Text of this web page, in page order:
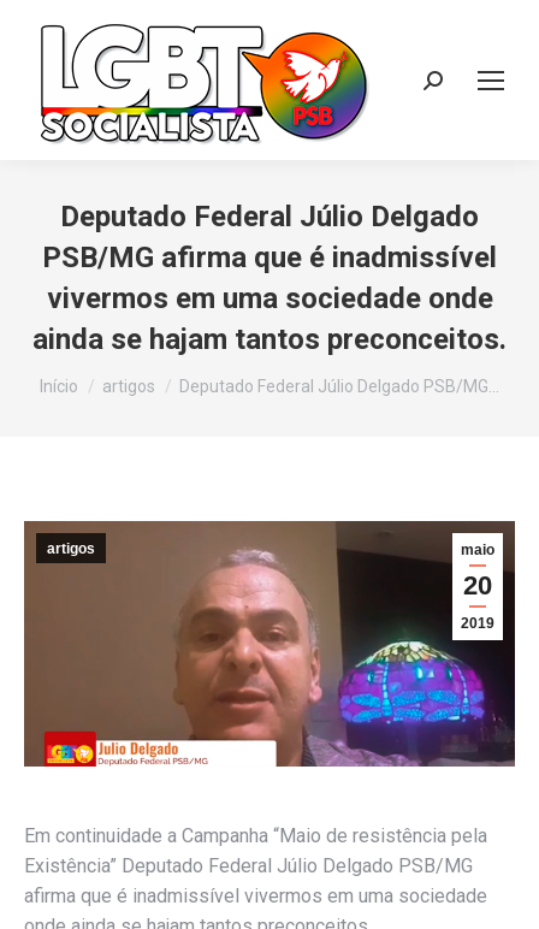
Search:
Deputado Federal Júlio Delgado
PSB/MG afirma que é inadmissível
vivermos em uma sociedade onde
ainda se hajam tantos preconceitos.
Você está aqui:
Início artigos Deputado Federal Júlio Delgado PSB/MG…
maio
20
2019
artigos
Em continuidade a Campanha “Maio de resistência pela
Existência” Deputado Federal Júlio Delgado PSB/MG
afirma que é inadmissível vivermos em uma sociedade